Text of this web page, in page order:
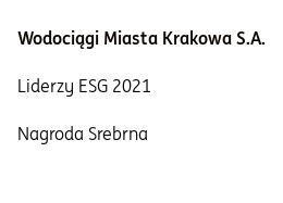
Wodociągi Miasta Krakowa S.A.
Liderzy ESG 2021
Nagroda Srebrna